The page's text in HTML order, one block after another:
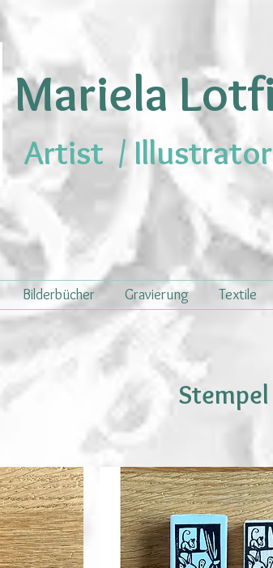
Mariela
Artist / Illustrator
Bilderbücher Gravierung Textile
Stempel